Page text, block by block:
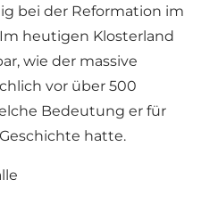
bei der Reformation im
Im heutigen Klosterland
wie der massive
vor über 500
Bedeutung er für
hatte.